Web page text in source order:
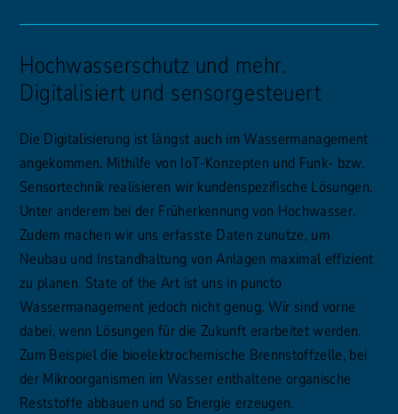
Hochwasserschutz und mehr.
Digitalisiert und sensorgesteuert
Die Digitalisierung ist längst auch im Wassermanagement
angekommen. Mithilfe von IoT-Konzepten und Funk- bzw.
Sensortechnik realisieren wir kundenspezifische Lösungen.
Unter anderem bei der Früherkennung von Hochwasser.
Zudem machen wir uns erfasste Daten zunutze, um
Neubau und Instandhaltung von Anlagen maximal effizient
zu planen. State of the Art ist uns in puncto
Wassermanagement jedoch nicht genug. Wir sind vorne
dabei, wenn Lösungen für die Zukunft erarbeitet werden.
Zum Beispiel die bioelektrochemische Brennstoffzelle, bei
der Mikroorganismen im Wasser enthaltene organische
Reststoffe abbauen und so Energie erzeugen.